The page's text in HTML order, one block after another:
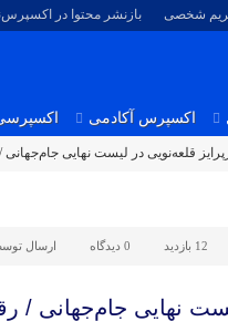
شخصی بازنشر محتوا در
اکسپرس آکادمی
قلعه‌نویی در لیست نهایی
12 بازدید 0 دیدگاه ارسال
نهایی جام‌جهانی